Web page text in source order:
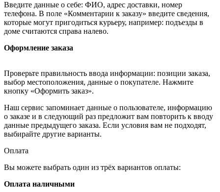
Введите данные о себе: ФИО, адрес доставки, номер
телефона. В поле «Комментарии к заказу» введите сведения,
которые могут пригодиться курьеру, например: подъезды в
доме считаются справа налево.
Оформление заказа
Проверьте правильность ввода информации: позиции заказа,
выбор местоположения, данные о покупателе. Нажмите
кнопку «Оформить заказ».
Наш сервис запоминает данные о пользователе, информацию
о заказе и в следующий раз предложит вам повторить к вводу
данные предыдущего заказа. Если условия вам не подходят,
выбирайте другие варианты.
Оплата
Вы можете выбрать один из трёх вариантов оплаты:
Оплата наличными